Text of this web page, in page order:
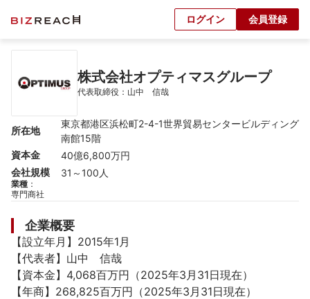
ログイン 会員登録
株式会社オプティマスグループ
代表取締役：山中　信哉
所在地
東京都港区浜松町2-4-1世界貿易センタービルディング
南館15階
資本金
40億6,800万円
会社規模
31～100人
業種 ：
専門商社
企業概要
【設立年月】2015年1月
【代表者】山中　信哉
【資本金】4,068百万円（2025年3月31日現在）
【年商】268,825百万円（2025年3月31日現在）